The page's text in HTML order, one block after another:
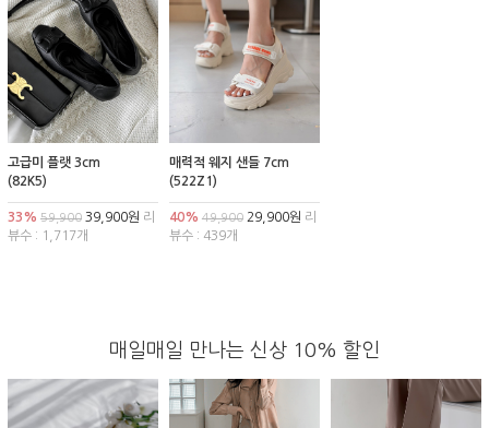
고급미 플랫 3cm
(82K5)
33% 59,900 39,900원 리
뷰수 : 1,717개
매력적 웨지 샌들 7cm
(522Z1)
40% 49,90029,900원 리
뷰수 : 439개
매일매일 만나는 신상 10% 할인